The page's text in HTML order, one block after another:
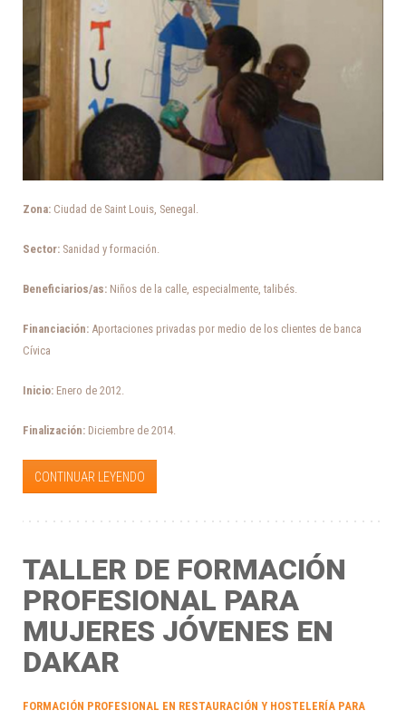
Zona: Ciudad de Saint Louis, Senegal.
Sector: Sanidad y formación.
Beneficiarios/as: Niños de la calle, especialmente, talibés.
Financiación: Aportaciones privadas por medio de los clientes de banca
Cívica
Inicio: Enero de 2012.
Finalización: Diciembre de 2014.
CONTINUAR LEYENDO
TALLER DE FORMACIÓN
PROFESIONAL PARA
MUJERES JÓVENES EN
DAKAR
FORMACIÓN PROFESIONAL EN RESTAURACIÓN Y HOSTELERÍA PARA